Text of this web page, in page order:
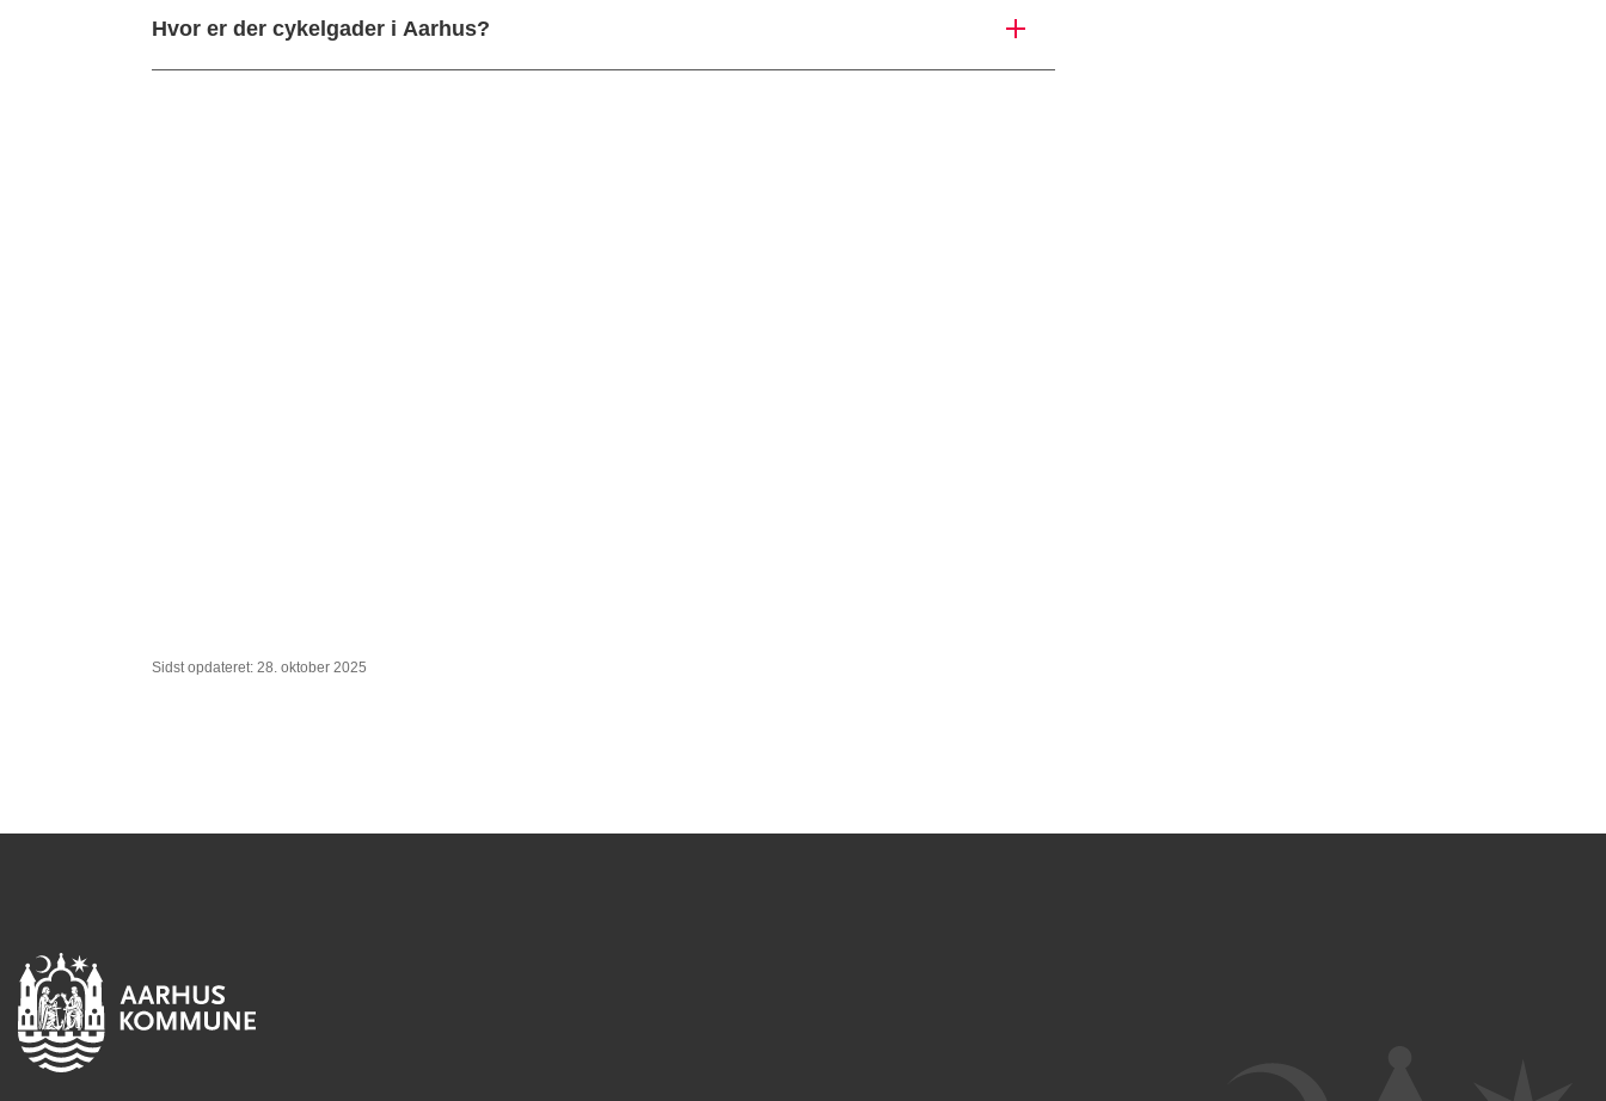
Hvor er der cykelgader i Aarhus?
Sidst opdateret: 28. oktober 2025